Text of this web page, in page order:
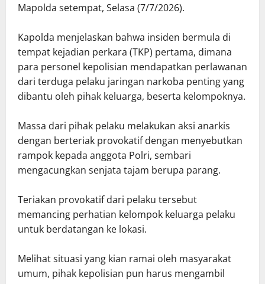
Mapolda setempat, Selasa (7/7/2026).
Kapolda menjelaskan bahwa insiden bermula di
tempat kejadian perkara (TKP) pertama, dimana
para personel kepolisian mendapatkan perlawanan
dari terduga pelaku jaringan narkoba penting yang
dibantu oleh pihak keluarga, beserta kelompoknya.
Massa dari pihak pelaku melakukan aksi anarkis
dengan berteriak provokatif dengan menyebutkan
rampok kepada anggota Polri, sembari
mengacungkan senjata tajam berupa parang.
Teriakan provokatif dari pelaku tersebut
memancing perhatian kelompok keluarga pelaku
untuk berdatangan ke lokasi.
Melihat situasi yang kian ramai oleh masyarakat
umum, pihak kepolisian pun harus mengambil